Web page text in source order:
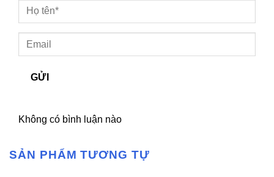
GỬI
Không có bình luận nào
SẢN PHẨM TƯƠNG TỰ